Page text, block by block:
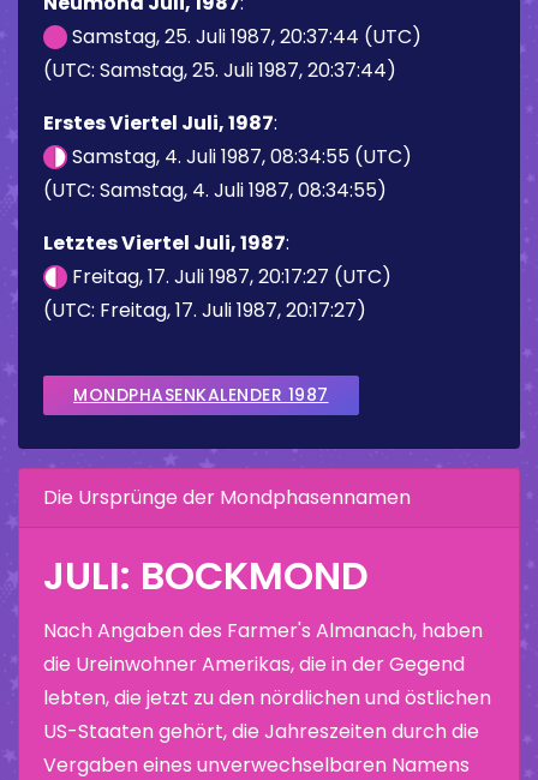
Samstag, 25. Juli 1987, 20:37:44 (UTC)
(UTC: Samstag, 25. Juli 1987, 20:37:44)
Erstes Viertel Juli, 1987:
Samstag, 4. Juli 1987, 08:34:55 (UTC)
(UTC: Samstag, 4. Juli 1987, 08:34:55)
Letztes Viertel Juli, 1987:
Freitag, 17. Juli 1987, 20:17:27 (UTC)
(UTC: Freitag, 17. Juli 1987, 20:17:27)
MONDPHASENKALENDER 1987
Die Ursprünge der Mondphasennamen
JULI: BOCKMOND
Nach Angaben des Farmer's Almanach, haben
die Ureinwohner Amerikas, die in der Gegend
lebten, die jetzt zu den nördlichen und östlichen
US-Staaten gehört, die Jahreszeiten durch die
Vergaben eines unverwechselbaren Namens